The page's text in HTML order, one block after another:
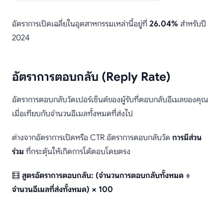
อัตราการเปิดเฉลี่ยในอุตสาหกรรมเหล่านี้อยู่ที่ 26.04% สำหรับปี
2024
อัตราการตอบกลับ (Reply Rate)
อัตราการตอบกลับวัดเปอร์เซ็นต์ของผู้รับที่ตอบกลับอีเมลของคุณ
เมื่อเทียบกับจำนวนอีเมลทั้งหมดที่ส่งไป
ต่างจากอัตราการเปิดหรือ CTR อัตราการตอบกลับวัด การมีส่วน
ร่วม ที่กระตุ้นให้เกิดการโต้ตอบโดยตรง
🧮 สูตรอัตราการตอบกลับ: (จำนวนการตอบกลับทั้งหมด ÷
จำนวนอีเมลที่ส่งทั้งหมด) × 100